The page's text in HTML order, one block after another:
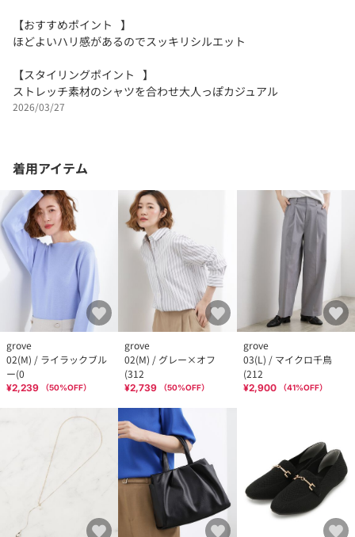
【おすすめポイント⠀】
ほどよいハリ感があるのでスッキリシルエット
【スタイリングポイント⠀】
ストレッチ素材のシャツを合わせ大人っぽカジュアル
2026/03/27
着用アイテム
grove
02(M) / ライラックブル
ー(0
¥2,239 （50%OFF）
grove
02(M) / グレー×オフ
(312
¥2,739 （50%OFF）
grove
03(L) / マイクロ千鳥
(212
¥2,900 （41%OFF）